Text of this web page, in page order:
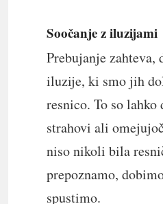
Soočanje z iluzijami
Prebujanje zahteva,
iluzije, ki smo jih
resnico. To so
strahovi ali
niso nikoli bila
prepoznamo,
spustimo.